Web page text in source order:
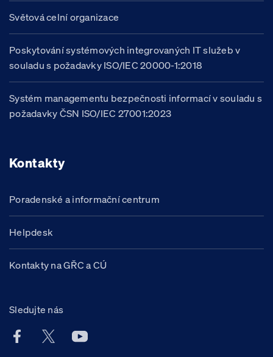
Světová celní organizace
Poskytování systémových integrovaných IT služeb v
souladu s požadavky ISO/IEC 20000-1:2018
Systém managementu bezpečnosti informací v souladu s
požadavky ČSN ISO/IEC 27001:2023
Kontakty
Poradenské a informační centrum
Helpdesk
Kontakty na GŘC a CÚ
Sledujte nás
Facebook účet Celní správy ČR
X účet Celní správy ČR
Youtube účet Celní správy ČR